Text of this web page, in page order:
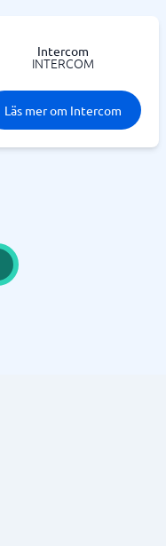
Intercom
INTERCOM
Läs mer om Intercom